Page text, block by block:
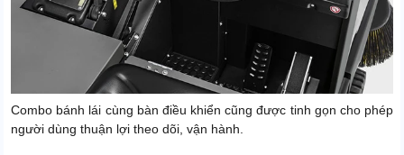
Combo bánh lái cùng bàn điều khiển cũng được tinh gọn cho phép
người dùng thuận lợi theo dõi, vận hành.